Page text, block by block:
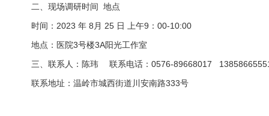
二、现场调研时间 地点
时间：2023 年 8月 25 日 上午9：00-10:00
地点：医院3号楼3A阳光工作室
三、联系人：陈玮 联系电话：0576-89668017
联系地址：温岭市城西街道川安南路333号